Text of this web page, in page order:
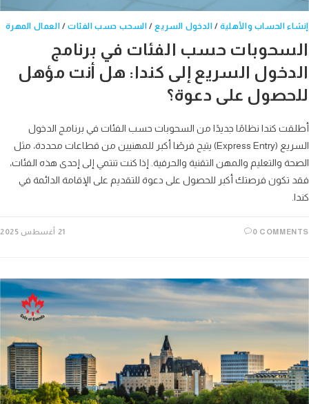
الحساب والأهلية/الدخول السريع/السحب حسب الفئات/العمال المهرة
حسب الفئات في برنامج
السريع إلى كندا: هل أنت مؤهل
على دعوة؟
كندا نظامًا جديدًا من السحوبات حسب الفئات في برنامج الدخول
السريع (Express Entry) يتيح فرصًا أكبر للمهنيين من قطاعات محددة، مثل
والتعليم والمهن التقنية والحرفية. إذا كنت تنتمي إلى إحدى هذه الفئات،
تكون فرصتك أكبر للحصول على دعوة للتقديم على الإقامة الدائمة في
0